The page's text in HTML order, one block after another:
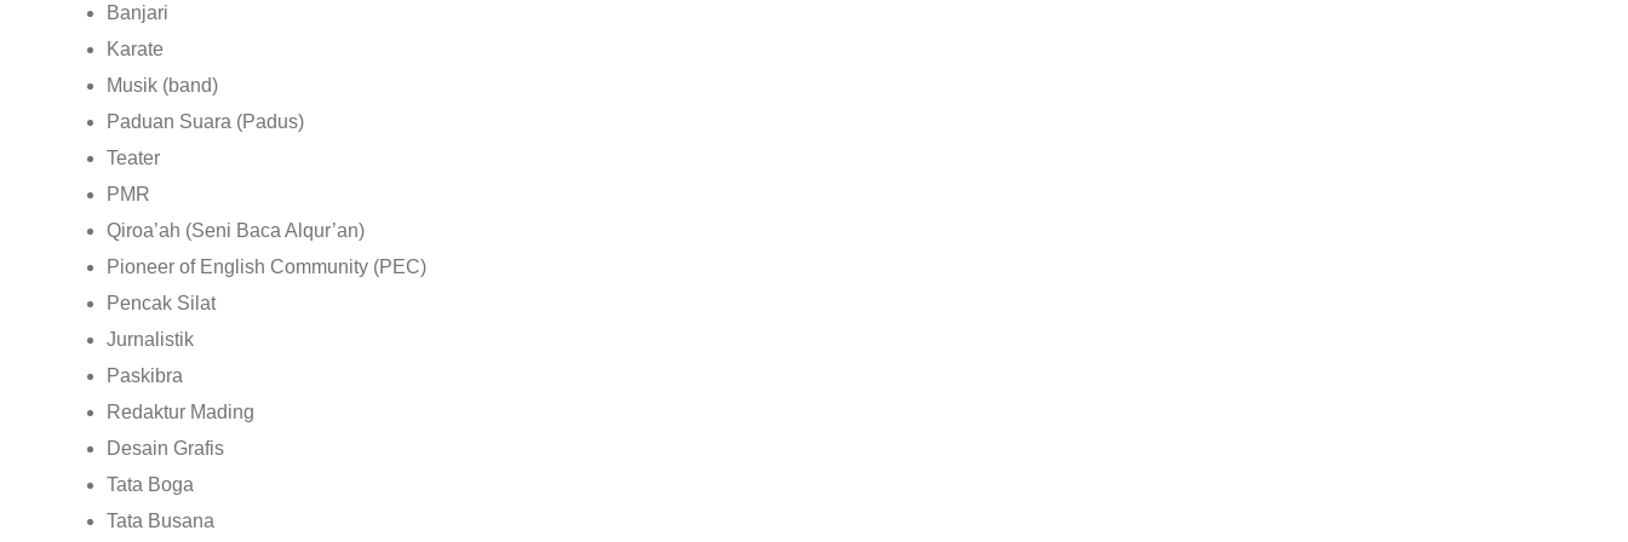
Banjari
Karate
Musik (band)
Paduan Suara (Padus)
Teater
PMR
Qiroa’ah (Seni Baca Alqur’an)
Pioneer of English Community (PEC)
Pencak Silat
Jurnalistik
Paskibra
Redaktur Mading
Desain Grafis
Tata Boga
Tata Busana